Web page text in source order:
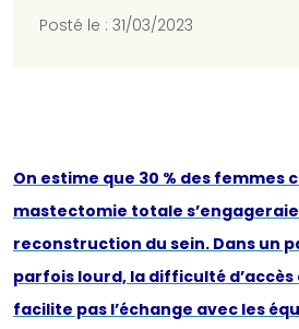
Posté le : 31/03/2023
On estime que 30 % des femmes
mastectomie totale
reconstruction du sein. Dans un
parfois lourd, la difficulté d’accès
facilite pas l’échange avec les